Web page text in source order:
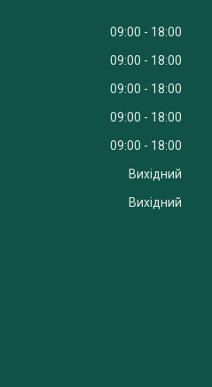
09:00
18:00
09:00
18:00
09:00
18:00
09:00
18:00
09:00
18:00
Вихідний
Вихідний